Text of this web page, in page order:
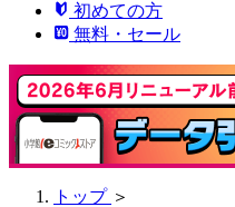
初めての方
無料・セール
トップ ＞